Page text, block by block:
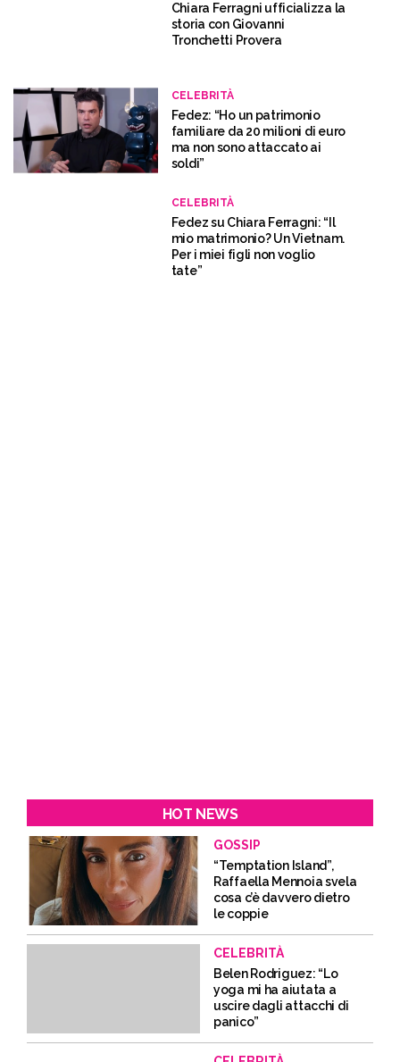
Chiara Ferragni ufficializza la
storia con Giovanni
Tronchetti Provera
CELEBRITÀ
Fedez: “Ho un patrimonio
familiare da 20 milioni di euro
ma non sono attaccato ai
soldi”
CELEBRITÀ
Fedez su Chiara Ferragni: “Il
mio matrimonio? Un Vietnam.
Per i miei figli non voglio
tate”
HOT NEWS
GOSSIP
“Temptation Island”,
Raffaella Mennoia svela
cosa c’è davvero dietro
le coppie
CELEBRITÀ
Belen Rodriguez: “Lo
yoga mi ha aiutata a
uscire dagli attacchi di
panico”